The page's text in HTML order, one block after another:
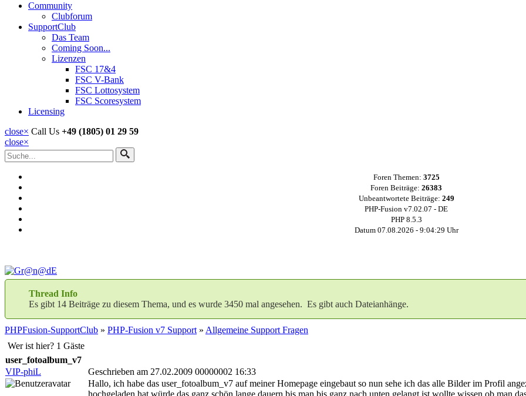
Community
Clubforum
SupportClub
Das Team
Coming Soon...
Lizenzen
FSC 17&4
FSC V-Bank
FSC Lottosystem
FSC Scoresystem
Licensing
close× Call Us +49 (1805) 01 29 59
close×
Foren Themen: 3725
Foren Beiträge: 26383
Unbeantwortete Beiträge: 249
PHP-Fusion v7.02.07 - DE
PHP 8.5.3
Datum 07.08.2026 - 9:04:30 Uhr
Thread Info
Es gibt 14 Beiträge zu diesem Thema, und es wurde 3450 mal angesehen. Es gibt auch Dateianhänge.
PHPFusion-SupportClub » PHP-Fusion v7 Support » Allgemeine Support Fragen
Wer ist hier? 1 Gäste
user_fotoalbum_v7
VIP-phiL
Geschrieben am 27.02.2009 00000002 16:33
Hallo, ich habe das user_fotoalbum_v7 auf meiner Homepage eingebaut so nun sehe ich das alle Bilder im Profil
hochgeladen hat würde das ganz schön lange dauern bis man bis ganz nach unten gelangt ist wollte wissen ob man